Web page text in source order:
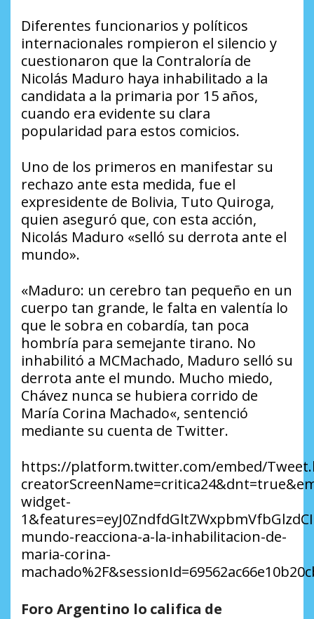
Diferentes funcionarios y políticos
internacionales rompieron el silencio y
cuestionaron que la Contraloría de
Nicolás Maduro haya inhabilitado a la
candidata a la primaria por 15 años,
cuando era evidente su clara
popularidad para estos comicios.
Uno de los primeros en manifestar su
rechazo ante esta medida, fue el
expresidente de Bolivia, Tuto Quiroga,
quien aseguró que, con esta acción,
Nicolás Maduro «selló su derrota ante el
mundo».
«Maduro: un cerebro tan pequeño en un
cuerpo tan grande, le falta en valentía lo
que le sobra en cobardía, tan poca
hombría para semejante tirano. No
inhabilitó a MCMachado, Maduro selló su
derrota ante el mundo. Mucho miedo,
Chávez nunca se hubiera corrido de
María Corina Machado«, sentenció
mediante su cuenta de Twitter.
https://platform.twitter.com/embed/
widget-
mundo-reacciona-a-la-inhabilitacion-de-
maria-corina-
Foro Argentino lo califica de